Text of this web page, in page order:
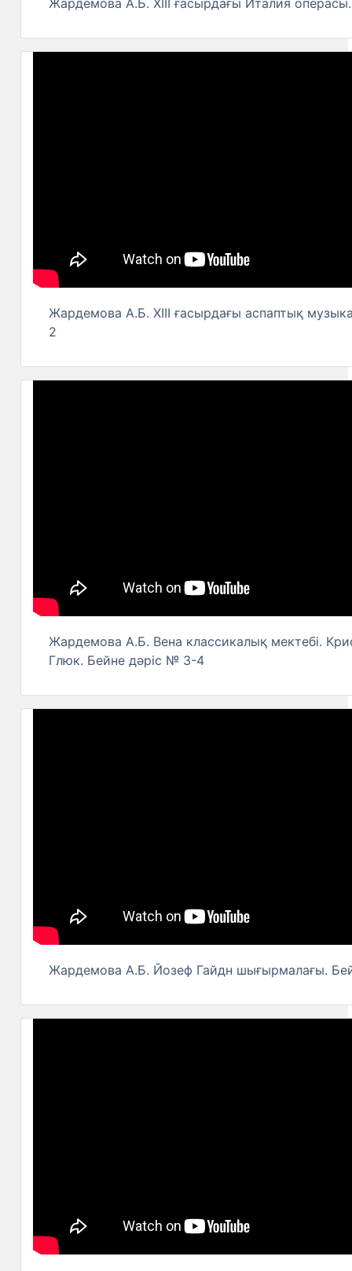
Жардемова А.Б. XIII ғасырдағы Италия
Жардемова А.Б. XIII ғасырдағы аспаптық
2
Жардемова А.Б. Вена классикалық мектебі.
Глюк. Бейне дәріс № 3-4
Жардемова А.Б. Йозеф Гайдн шығырмалағы.